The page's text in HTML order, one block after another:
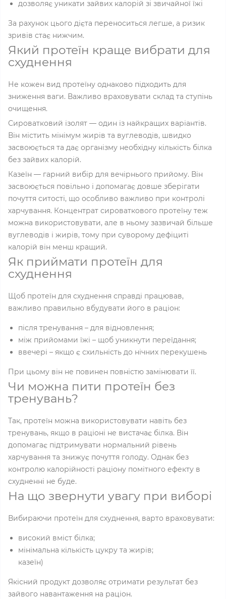
дозволяє уникати зайвих калорій зі звичайної їжі
За рахунок цього дієта переноситься легше, а ризик
зривів стає нижчим.
Який протеїн краще вибрати для
схуднення
Не кожен вид протеїну однаково підходить для
зниження ваги. Важливо враховувати склад та ступінь
очищення.
Сироватковий ізолят — один із найкращих варіантів.
Він містить мінімум жирів та вуглеводів, швидко
засвоюється та дає організму необхідну кількість білка
без зайвих калорій.
Казеїн — гарний вибір для вечірнього прийому. Він
засвоюється повільно і допомагає довше зберігати
почуття ситості, що особливо важливо при контролі
харчування. Концентрат сироваткового протеїну теж
можна використовувати, але в ньому зазвичай більше
вуглеводів і жирів, тому при суворому дефіциті
калорій він менш кращий.
Як приймати протеїн для
схуднення
Щоб протеїн для схуднення справді працював,
важливо правильно вбудувати його в раціон:
після тренування – для відновлення;
між прийомами їжі – щоб уникнути переїдання;
ввечері – якщо є схильність до нічних перекушень
При цьому він не повинен повністю замінювати її.
Чи можна пити протеїн без
тренувань?
Так, протеїн можна використовувати навіть без
тренувань, якщо в раціоні не вистачає білка. Він
допомагає підтримувати нормальний рівень
харчування та знижує почуття голоду. Однак без
контролю калорійності раціону помітного ефекту в
схудненні не буде.
На що звернути увагу при виборі
Вибираючи протеїн для схуднення, варто враховувати:
високий вміст білка;
мінімальна кількість цукру та жирів;
казеїн)
Якісний продукт дозволяє отримати результат без
зайвого навантаження на раціон.